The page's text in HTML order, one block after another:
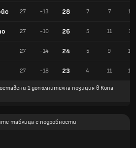
27 -13 28 7 7 13
27 -10 26 5 11 11
27 -14 24 5 9 13
27 -18 23 4 11 12
1 допълнителна позиция в Копа
таблица с подробности